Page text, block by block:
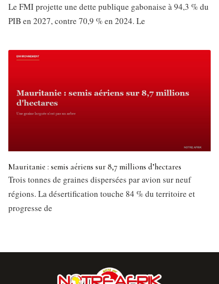
Le FMI projette une dette publique gabonaise à 94,3 % du
PIB en 2027, contre 70,9 % en 2024. Le
Mauritanie : semis aériens sur 8,7 millions d’hectares
Trois tonnes de graines dispersées par avion sur neuf
régions. La désertification touche 84 % du territoire et
progresse de